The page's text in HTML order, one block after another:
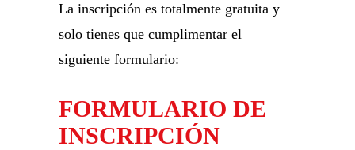
La inscripción es totalmente gratuita y
solo tienes que cumplimentar el
siguiente formulario:
FORMULARIO DE
INSCRIPCIÓN